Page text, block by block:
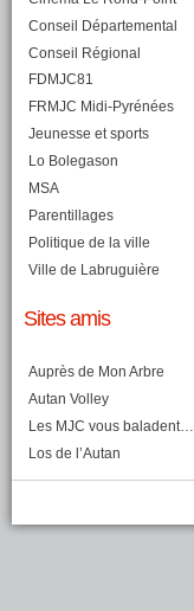
Conseil Départemental
Conseil Régional
FDMJC81
FRMJC Midi-Pyrénées
Jeunesse et sports
Lo Bolegason
MSA
Parentillages
Politique de la ville
Ville de Labruguière
Sites amis
Auprès de Mon Arbre
Autan Volley
Les MJC vous baladent…
Los de l’Autan